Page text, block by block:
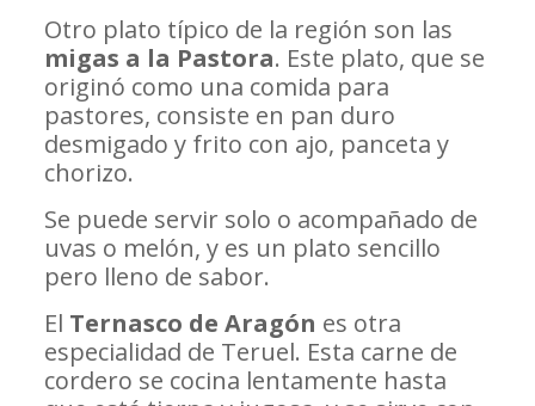
Otro plato típico de la región son las
migas a la Pastora. Este plato, que se
originó como una comida para
pastores, consiste en pan duro
desmigado y frito con ajo, panceta y
chorizo.
Se puede servir solo o acompañado de
uvas o melón, y es un plato sencillo
pero lleno de sabor.
El Ternasco de Aragón es otra
especialidad de Teruel. Esta carne de
cordero se cocina lentamente hasta